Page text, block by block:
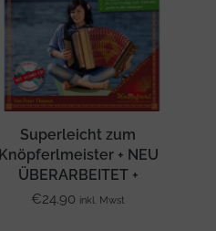
Superleicht zum
Knöpferlmeister + NEU
ÜBERARBEITET +
€24.90 inkl. Mwst